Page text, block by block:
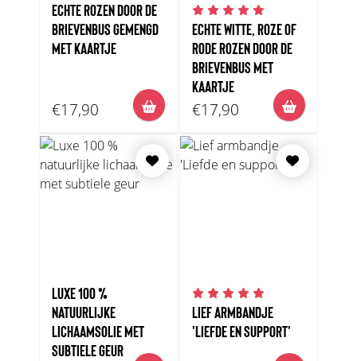
ECHTE ROZEN DOOR DE
BRIEVENBUS GEMENGD
MET KAARTJE
€17,90
ECHTE WITTE, ROZE OF
RODE ROZEN DOOR DE
BRIEVENBUS MET
KAARTJE
€17,90
LUXE 100 %
NATUURLIJKE
LICHAAMSOLIE MET
SUBTIELE GEUR
LIEF ARMBANDJE
'LIEFDE EN SUPPORT'